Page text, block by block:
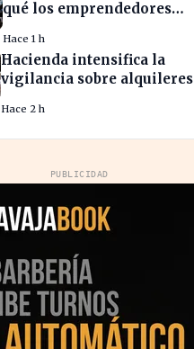
qué los emprendedores
rezagados?
Hace 1 h
Hacienda intensifica la
vigilancia sobre alquileres
fraude
Hace 2 h
PUBLICIDAD